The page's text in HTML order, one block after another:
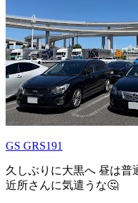
GS GRS191
久しぶりに大黒へ 昼は普
近所さんに気遣うな🤔